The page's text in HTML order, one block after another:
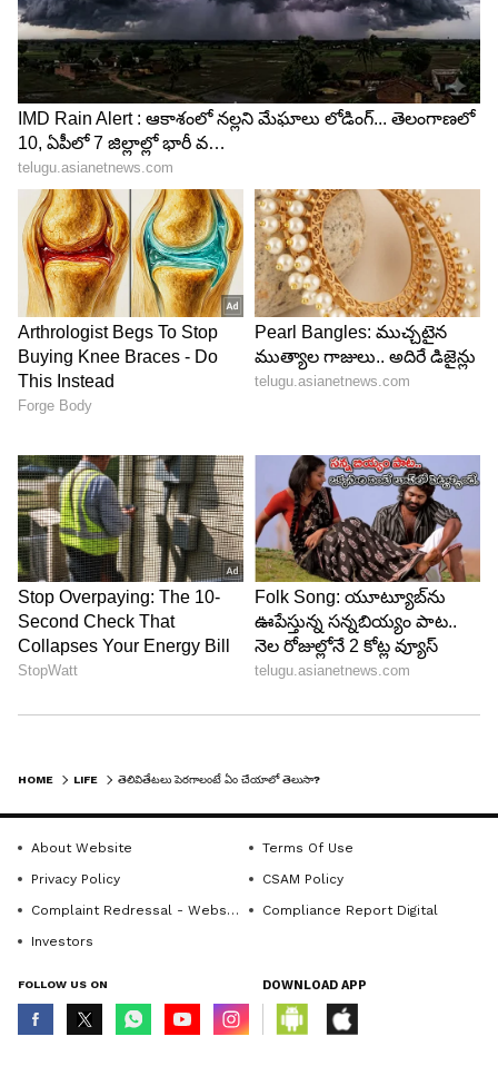
HOME LIFE తెలివితేటలు పెరగాలంటే ఏం చేయాలో తెలుసా?
About Website
Terms Of Use
Privacy Policy
CSAM Policy
Complaint Redressal - Website
Compliance Report Digital
Investors
FOLLOW US ON DOWNLOAD APP